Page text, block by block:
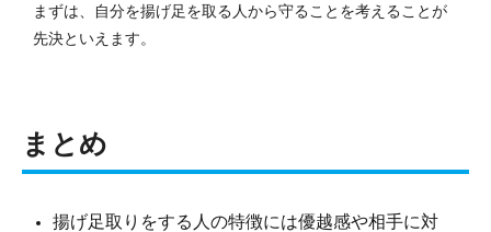
まずは、自分を揚げ足を取る人から守ることを考えることが
先決といえます。
まとめ
揚げ足取りをする人の特徴には優越感や相手に対